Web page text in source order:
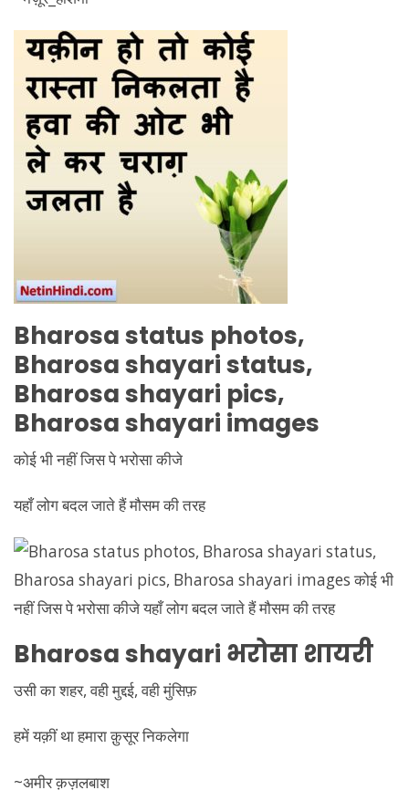
Bharosa status photos,
Bharosa shayari status,
Bharosa shayari pics,
Bharosa shayari images
कोई भी नहीं जिस पे भरोसा कीजे
यहाँ लोग बदल जाते हैं मौसम की तरह
Bharosa shayari भरोसा शायरी
उसी का शहर, वही मुद्दई, वही मुंसिफ़
हमें यक़ीं था हमारा क़ुसूर निकलेगा
~अमीर क़ज़लबाश